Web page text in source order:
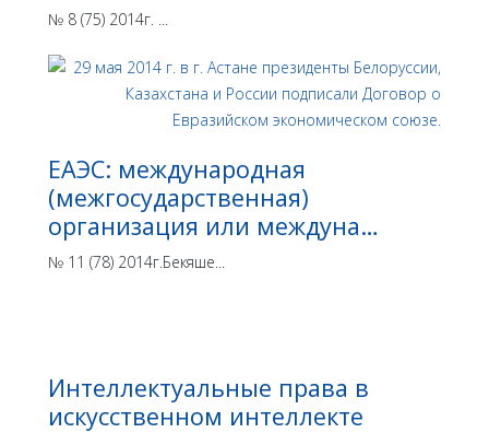
№ 8 (75) 2014г. ...
ЕАЭС: международная
(межгосударственная)
организация или междуна…
№ 11 (78) 2014г.Бекяше...
Интеллектуальные права в
искусственном интеллекте